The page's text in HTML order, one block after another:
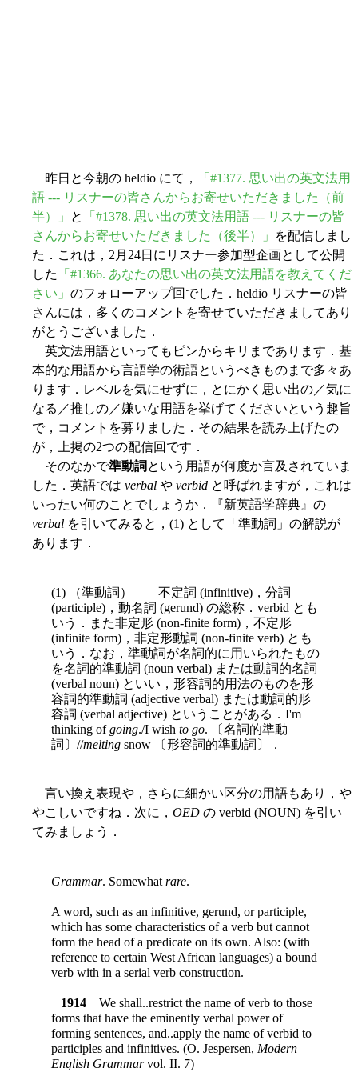
昨日と今朝の heldio にて，
「#1377. 思い出の英文法用
語 --- リスナーの皆さんからお寄せいただきました（前
半）」
と
「#1378. 思い出の英文法用語 --- リスナーの皆
さんからお寄せいただきました（後半）」
を配信しまし
た．これは，2月24日にリスナー参加型企画として公開
した
「#1366. あなたの思い出の英文法用語を教えてくだ
さい」 のフォローアップ回でした．heldio リスナーの皆
さんには，多くのコメントを寄せていただきましてあり
がとうございました．
英文法用語といってもピンからキリまであります．基
本的な用語から言語学の術語というべきものまで多々あ
ります．レベルを気にせずに，とにかく思い出の／気に
なる／推しの／嫌いな用語を挙げてくださいという趣旨
で，コメントを募りました．その結果を読み上げたの
が，上掲の2つの配信回です．
そのなかで準動詞 という用語が何度か言及されていま
した．英語では verbal や verbid と呼ばれますが，これは
いったい何のことでしょうか．『新英語学辞典』の
verbal を引いてみると，(1) として「準動詞」の解説が
あります．
(1) （準動詞） 不定詞 (infinitive)，分詞
(participle)，動名詞 (gerund) の総称．verbid とも
いう．また非定形 (non-finite form)，不定形
(infinite form)，非定形動詞 (non-finite verb) とも
いう．なお，準動詞が名詞的に用いられたもの
を名詞的準動詞 (noun verbal) または動詞的名詞
(verbal noun) といい，形容詞的用法のものを形
容詞的準動詞 (adjective verbal) または動詞的形
容詞 (verbal adjective) ということがある．I'm
thinking ofgoing./I wish to go. 〔名詞的準動
詞〕//melting snow 〔形容詞的準動詞〕．
言い換え表現や，さらに細かい区分の用語もあり，や
やこしいですね．次に， OED の verbid (NOUN) を引い
てみましょう．
Grammar. Somewhat rare.
A word, such as an infinitive, gerund, or participle,
which has some characteristics of a verb but cannot
form the head of a predicate on its own. Also: (with
reference to certain West African languages) a bound
verb with in a serial verb construction.
1914 We shall..restrict the name of verb to those
forms that have the eminently verbal power of
forming sentences, and..apply the name of verbid to
participles and infinitives. (O. Jespersen, Modern
English Grammarvol. II. 7)